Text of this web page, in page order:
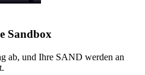
Sandbox
ab, und Ihre SAND werden an